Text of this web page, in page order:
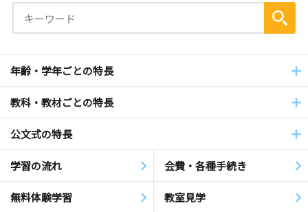
年齢・学年ごとの特長
教科・教材ごとの特長
公文式の特長
学習の流れ 会費・各種手続き
無料体験学習 教室見学